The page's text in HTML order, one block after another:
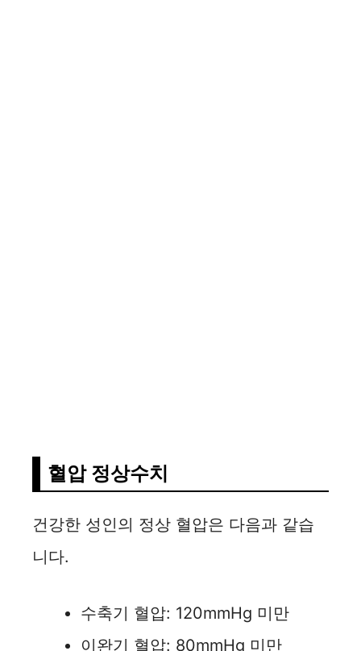
혈압 정상수치
건강한 성인의 정상 혈압은 다음과 같습
니다.
수축기 혈압: 120mmHg 미만
이완기 혈압: 80mmHg 미만